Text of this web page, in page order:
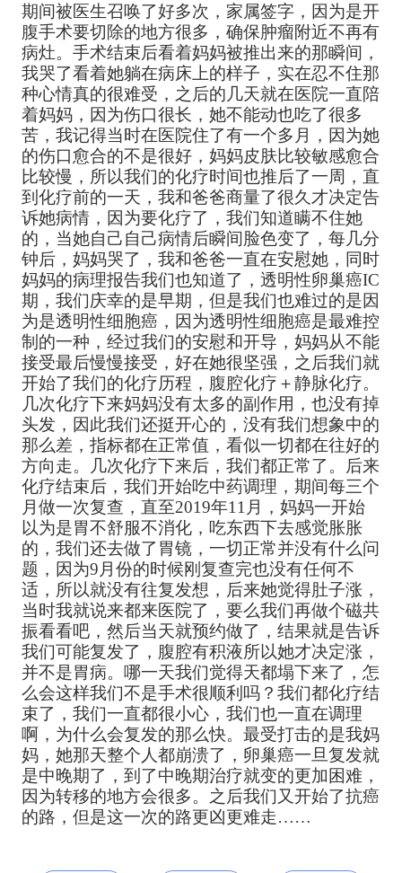
期间被医生召唤了好多次，家属签字，因为是开
腹手术要切除的地方很多，确保肿瘤附近不再有
病灶。手术结束后看着妈妈被推出来的那瞬间，
我哭了看着她躺在病床上的样子，实在忍不住那
种心情真的很难受，之后的几天就在医院一直陪
着妈妈，因为伤口很长，她不能动也吃了很多
苦，我记得当时在医院住了有一个多月，因为她
的伤口愈合的不是很好，妈妈皮肤比较敏感愈合
比较慢，所以我们的化疗时间也推后了一周，直
到化疗前的一天，我和爸爸商量了很久才决定告
诉她病情，因为要化疗了，我们知道瞒不住她
的，当她自己自己病情后瞬间脸色变了，每几分
钟后，妈妈哭了，我和爸爸一直在安慰她，同时
妈妈的病理报告我们也知道了，透明性卵巢癌IC
期，我们庆幸的是早期，但是我们也难过的是因
为是透明性细胞癌，因为透明性细胞癌是最难控
制的一种，经过我们的安慰和开导，妈妈从不能
接受最后慢慢接受，好在她很坚强，之后我们就
开始了我们的化疗历程，腹腔化疗＋静脉化疗。
几次化疗下来妈妈没有太多的副作用，也没有掉
头发，因此我们还挺开心的，没有我们想象中的
那么差，指标都在正常值，看似一切都在往好的
方向走。几次化疗下来后，我们都正常了。后来
化疗结束后，我们开始吃中药调理，期间每三个
月做一次复查，直至2019年11月，妈妈一开始
以为是胃不舒服不消化，吃东西下去感觉胀胀
的，我们还去做了胃镜，一切正常并没有什么问
题，因为9月份的时候刚复查完也没有任何不
适，所以就没有往复发想，后来她觉得肚子涨，
当时我就说来都来医院了，要么我们再做个磁共
振看看吧，然后当天就预约做了，结果就是告诉
我们可能复发了，腹腔有积液所以她才决定涨，
并不是胃病。哪一天我们觉得天都塌下来了，怎
么会这样我们不是手术很顺利吗？我们都化疗结
束了，我们一直都很小心，我们也一直在调理
啊，为什么会复发的那么快。最受打击的是我妈
妈，她那天整个人都崩溃了，卵巢癌一旦复发就
是中晚期了，到了中晚期治疗就变的更加困难，
因为转移的地方会很多。之后我们又开始了抗癌
的路，但是这一次的路更凶更难走……